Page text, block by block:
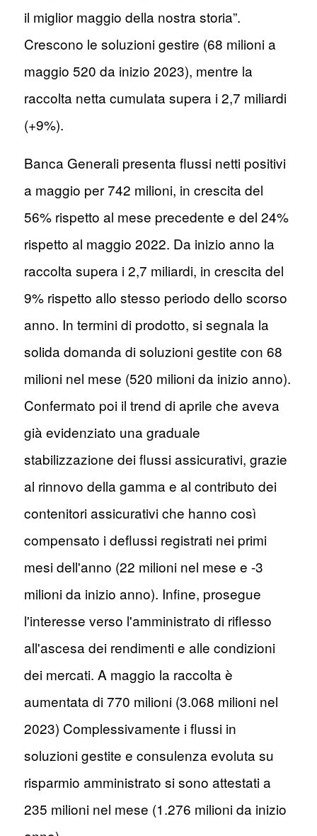
il miglior maggio della nostra storia”.
Crescono le soluzioni gestire (68 milioni a
maggio 520 da inizio 2023), mentre la
raccolta netta cumulata supera i 2,7 miliardi
(+9%).
Banca Generali presenta flussi netti positivi
a maggio per 742 milioni, in crescita del
56% rispetto al mese precedente e del 24%
rispetto al maggio 2022. Da inizio anno la
raccolta supera i 2,7 miliardi, in crescita del
9% rispetto allo stesso periodo dello scorso
anno. In termini di prodotto, si segnala la
solida domanda di soluzioni gestite con 68
milioni nel mese (520 milioni da inizio anno).
Confermato poi il trend di aprile che aveva
già evidenziato una graduale
stabilizzazione dei flussi assicurativi, grazie
al rinnovo della gamma e al contributo dei
contenitori assicurativi che hanno così
compensato i deflussi registrati nei primi
mesi dell'anno (22 milioni nel mese e -3
milioni da inizio anno). Infine, prosegue
l'interesse verso l'amministrato di riflesso
all'ascesa dei rendimenti e alle condizioni
dei mercati. A maggio la raccolta è
aumentata di 770 milioni (3.068 milioni nel
2023) Complessivamente i flussi in
soluzioni gestite e consulenza evoluta su
risparmio amministrato si sono attestati a
235 milioni nel mese (1.276 milioni da inizio